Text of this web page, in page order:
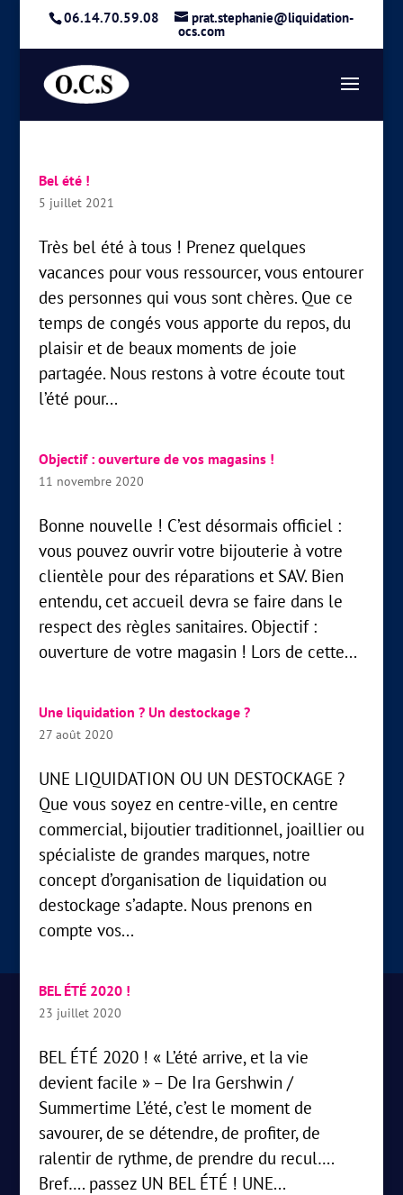
06.14.70.59.08 prat.stephanie@liquidation-
ocs.com
Bel été !
5 juillet 2021
Très bel été à tous ! Prenez quelques
vacances pour vous ressourcer, vous entourer
des personnes qui vous sont chères. Que ce
temps de congés vous apporte du repos, du
plaisir et de beaux moments de joie
partagée. Nous restons à votre écoute tout
l’été pour...
Objectif : ouverture de vos magasins !
11 novembre 2020
Bonne nouvelle ! C’est désormais officiel :
vous pouvez ouvrir votre bijouterie à votre
clientèle pour des réparations et SAV. Bien
entendu, cet accueil devra se faire dans le
respect des règles sanitaires. Objectif :
ouverture de votre magasin ! Lors de cette...
Une liquidation ? Un destockage ?
27 août 2020
UNE LIQUIDATION OU UN DESTOCKAGE ?
Que vous soyez en centre-ville, en centre
commercial, bijoutier traditionnel, joaillier ou
spécialiste de grandes marques, notre
concept d’organisation de liquidation ou
destockage s’adapte. Nous prenons en
compte vos...
BEL ÉTÉ 2020 !
23 juillet 2020
BEL ÉTÉ 2020 ! « L’été arrive, et la vie
devient facile » – De Ira Gershwin /
Summertime L’été, c’est le moment de
savourer, de se détendre, de profiter, de
ralentir de rythme, de prendre du recul….
Bref…. passez UN BEL ÉTÉ ! UNE...